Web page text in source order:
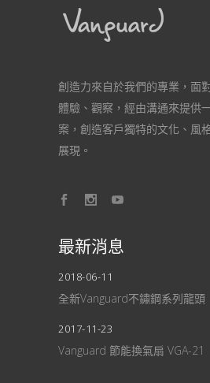
創造力來自於我們的專業，面
體驗、觀察，經由溝通來提供
案，創造客戶獨特的文化、風
展現。
最新消息
2018-06-11
全新Vanguard不鏽鋼系列龍頭
2017-11-23
Vanguard 節能換氣扇 VGA-21